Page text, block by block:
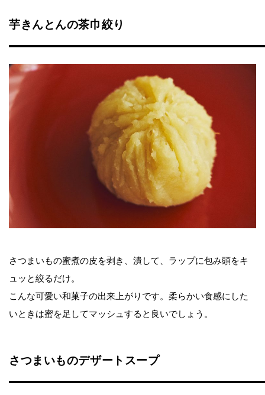
芋きんとんの茶巾絞り
さつまいもの蜜煮の皮を剥き、潰して、ラップに包み頭をキ
ュッと絞るだけ。
こんな可愛い和菓子の出来上がりです。柔らかい食感にした
いときは蜜を足してマッシュすると良いでしょう。
さつまいものデザートスープ